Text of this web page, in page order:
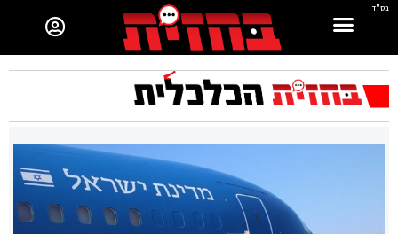
בס"ד